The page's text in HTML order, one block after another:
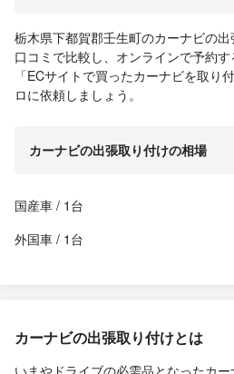
栃木県下都賀郡壬生町のカーナビの出
口コミで比較し、オンラインで予約す
「ECサイトで買ったカーナビを取り
ロに依頼しましょう。
カーナビの出張取り付けの相場
国産車 / 1台
外国車 / 1台
カーナビの出張取り付けとは